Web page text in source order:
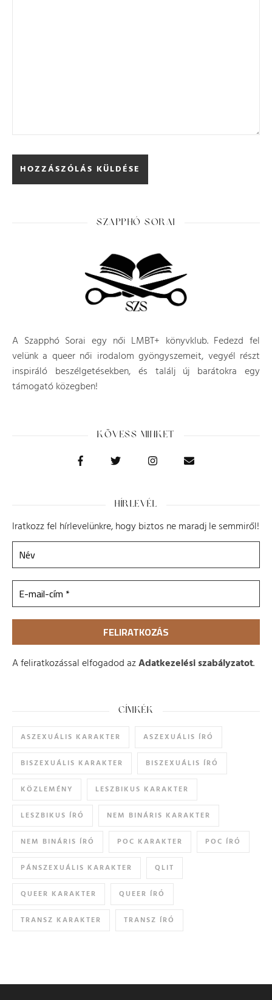
SZAPPHÓ SORAI
A Szapphó Sorai egy női LMBT+ könyvklub. Fedezd fel
velünk a queer női irodalom gyöngyszemeit, vegyél részt
inspiráló beszélgetésekben, és találj új barátokra egy
támogató közegben!
KÖVESS MINKET
HÍRLEVÉL
Iratkozz fel hírlevelünkre, hogy biztos ne maradj le semmiről!
A feliratkozással elfogadod azAdatkezelési szabályzatot.
CÍMKÉK
ASZEXUÁLIS KARAKTER ASZEXUÁLIS ÍRÓ
BISZEXUÁLIS KARAKTER BISZEXUÁLIS ÍRÓ
KÖZLEMÉNY LESZBIKUS KARAKTER
LESZBIKUS ÍRÓ NEM BINÁRIS KARAKTER
NEM BINÁRIS ÍRÓ POC KARAKTER POC ÍRÓ
PÁNSZEXUÁLIS KARAKTER QLIT
QUEER KARAKTER QUEER ÍRÓ
TRANSZ KARAKTER TRANSZ ÍRÓ